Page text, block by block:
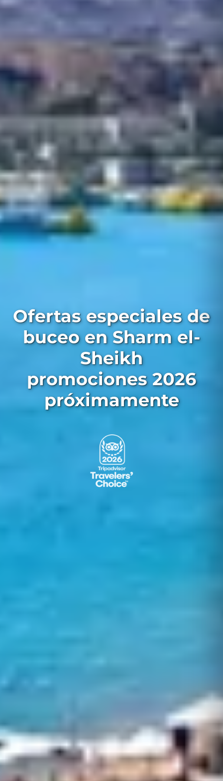
Ofertas especiales de
buceo en Sharm el-
Sheikh
promociones 2026
próximamente